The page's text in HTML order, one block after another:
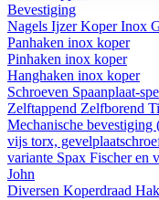
Bevestiging
Nagels IjzerKoperInox
Panhaken inox koper
Pinhaken inox koper
Hanghaken inox koper
Schroeven Spaanplaat-
Zelftappend Zelfborend
Mechanische
vijs torx,
variante Spax Fischer en
John
Diversen Koperdraad